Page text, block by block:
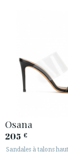
Osana
205 €
Sandales à talons